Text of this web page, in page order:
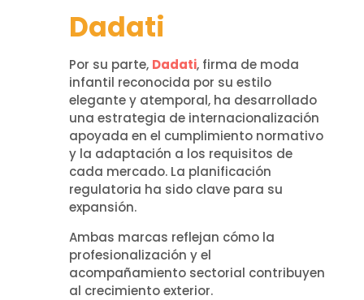
Dadati
Por su parte, Dadati, firma de moda
infantil reconocida por su estilo
elegante y atemporal, ha desarrollado
una estrategia de internacionalización
apoyada en el cumplimiento normativo
y la adaptación a los requisitos de
cada mercado. La planificación
regulatoria ha sido clave para su
expansión.
Ambas marcas reflejan cómo la
profesionalización y el
acompañamiento sectorial contribuyen
al crecimiento exterior.